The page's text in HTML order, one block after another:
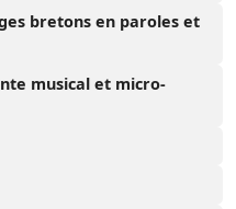
bretons en paroles et
musical et micro-